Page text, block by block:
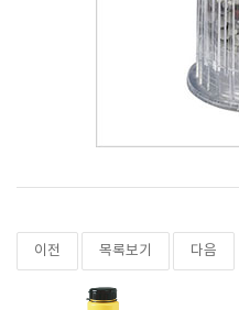
이전 목록보기 다음